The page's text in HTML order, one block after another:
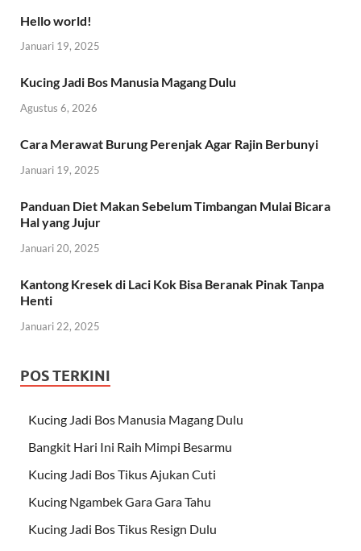
Hello world!
Januari 19, 2025
Kucing Jadi Bos Manusia Magang Dulu
Agustus 6, 2026
Cara Merawat Burung Perenjak Agar Rajin Berbunyi
Januari 19, 2025
Panduan Diet Makan Sebelum Timbangan Mulai Bicara
Hal yang Jujur
Januari 20, 2025
Kantong Kresek di Laci Kok Bisa Beranak Pinak Tanpa
Henti
Januari 22, 2025
POS TERKINI
Kucing Jadi Bos Manusia Magang Dulu
Bangkit Hari Ini Raih Mimpi Besarmu
Kucing Jadi Bos Tikus Ajukan Cuti
Kucing Ngambek Gara Gara Tahu
Kucing Jadi Bos Tikus Resign Dulu